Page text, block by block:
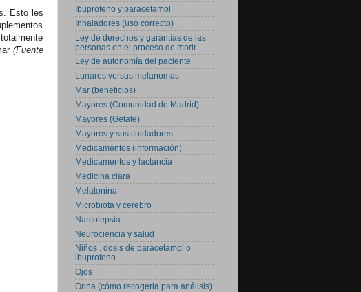
Esto les
(Fuente
Ibuprofeno y paracetamol
Inhaladores (uso correcto)
Ley de derechos y garantías de las
personas en el proceso de morir
Ley de autonomía del paciente
Lunares versus melanomas
Mar (beneficios)
Mayores (Comunidad de Madrid)
Mayores (Getafe)
Mayores y sus cuidadores
Medicamentos (información)
Medicamentos y lactancia
Medicina clara
Melatonina
Microbiota y cerebro
Narcolepsia
Neurociencia y salud
Niños . dosis de paracetamol o
ibuprofeno
Ojos
Orina (cómo recogerla para análisis)